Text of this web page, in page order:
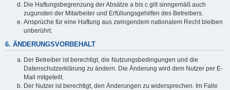
Die Haftungsbegrenzung der Absätze a bis c gilt sinngemäß auch
zugunsten der Mitarbeiter und Erfüllungsgehilfen des Betreibers.
Ansprüche für eine Haftung aus zwingendem nationalem Recht bleiben
unberührt.
6. ÄNDERUNGSVORBEHALT
Der Betreiber ist berechtigt, die Nutzungsbedingungen und die
Datenschutzerklärung zu ändern. Die Änderung wird dem Nutzer per E-
Mail mitgeteilt.
Der Nutzer ist berechtigt, den Änderungen zu widersprechen. Im Falle